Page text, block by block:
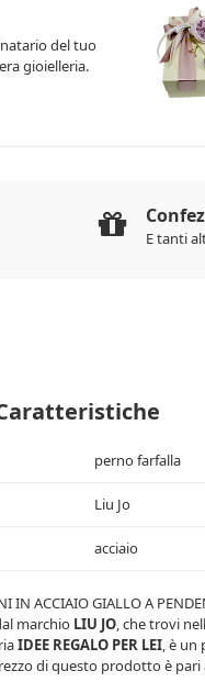
del tuo
gioielleria.
E tanti
perno farfalla
Liu Jo
acciaio
IN ACCIAIO GIALLO A
marchio LIU JO , che trovi
IDEE REGALO PER LEI , è
di questo prodotto è pari